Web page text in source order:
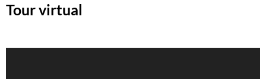
Tour virtual